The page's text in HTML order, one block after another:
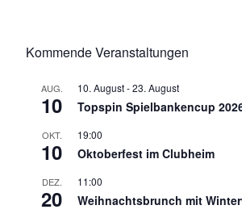
Kommende Veranstaltungen
AUG.
10
10. August-23. August
Topspin Spielbankencup
OKT.
10
19:00
Oktoberfest im Clubheim
DEZ.
20
11:00
Weihnachtsbrunch mit